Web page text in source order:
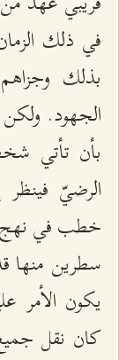
في ذلك
بذلك
الجهود.
بأن تأتي
الرضيّ
خطب في نهج
سطرين منها
يكون الأمر
كان نقل